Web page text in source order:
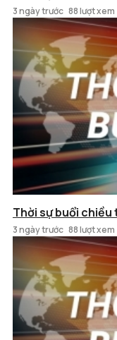
3 ngày trước 88 lượt xem
Thời sự buổi chiều
3 ngày trước 88 lượt xem